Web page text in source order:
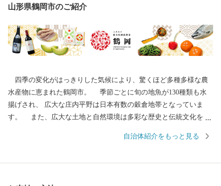
山形県鶴岡市のご紹介
四季の変化がはっきりした気候により、驚くほど多種多様な農
水産物に恵まれた鶴岡市。 季節ごとに旬の地魚が130種類も水
揚げされ、 広大な庄内平野は日本有数の穀倉地帯となっていま
す。 また、広大な土地と自然環境は多彩な歴史と伝統文化をも
市民の手によって大切に継承されています。 その特色が認めら
自治体紹介をもっと見る